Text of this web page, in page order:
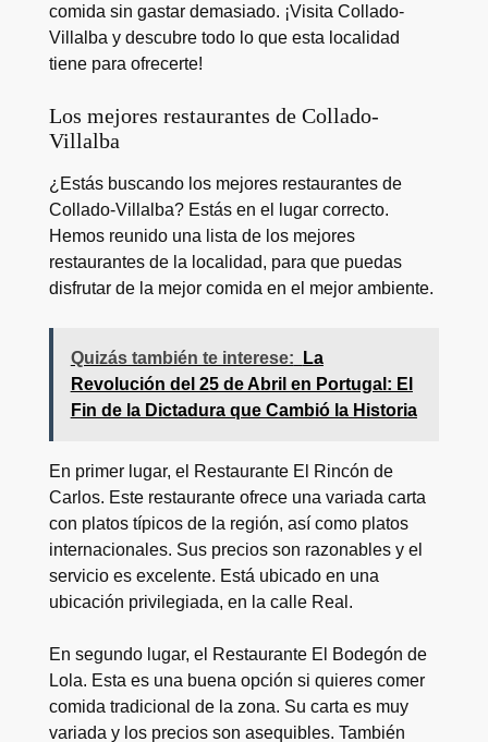
comida sin gastar demasiado. ¡Visita Collado-
Villalba y descubre todo lo que esta localidad
tiene para ofrecerte!
Los mejores restaurantes de Collado-
Villalba
¿Estás buscando los mejores restaurantes de
Collado-Villalba? Estás en el lugar correcto.
Hemos reunido una lista de los mejores
restaurantes de la localidad, para que puedas
disfrutar de la mejor comida en el mejor ambiente.
Quizás también te interese:
La
Revolución del 25 de Abril en Portugal: El
Fin de la Dictadura que Cambió la Historia
En primer lugar, el Restaurante El Rincón de
Carlos. Este restaurante ofrece una variada carta
con platos típicos de la región, así como platos
internacionales. Sus precios son razonables y el
servicio es excelente. Está ubicado en una
ubicación privilegiada, en la calle Real.
En segundo lugar, el Restaurante El Bodegón de
Lola. Esta es una buena opción si quieres comer
comida tradicional de la zona. Su carta es muy
variada y los precios son asequibles. También